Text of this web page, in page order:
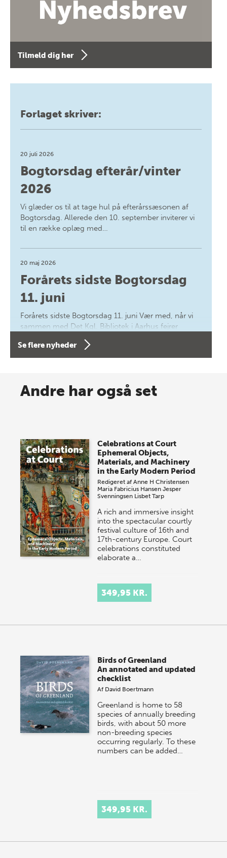
Tilmeld dig her
Forlaget skriver:
20 juli 2026
Bogtorsdag efterår/vinter
2026
Vi glæder os til at tage hul på efterårssæsonen af
Bogtorsdag. Allerede den 10. september inviterer vi
til en række oplæg med…
20 maj 2026
Forårets sidste Bogtorsdag
11. juni
Forårets sidste Bogtorsdag 11. juni Vær med, når vi
sammen med Det Kgl. Bibliotek i Aarhus fejrer
forfatterne bag vores nyes…
Spar op til 70% til sommer-
onsdag den 10. j…
Se flere nyheder
Andre har også set
Celebrations at Court
Ephemeral Objects,
Materials, and Machinery
in the Early Modern Period
Redigeret afAnne H Christensen
Maria Fabricius Hansen Jesper
Svenningsen Lisbet Tarp
A rich and immersive insight
into the spectacular courtly
festival culture of 16th and
17th-century Europe. Court
celebrations constituted
elaborate a…
349,95 KR.
Birds of Greenland
An annotated and updated
checklist
Af David Boertmann
Greenland is home to 58
species of annually breeding
birds, with about 50 more
non-breeding species
occurring regularly. To these
numbers can be added…
349,95 KR.